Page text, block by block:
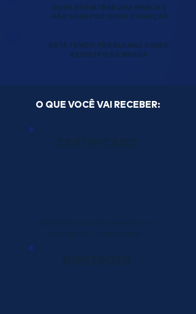
QUER REGISTRAR UMA MARCA E
NÃO SABE POR ONDE COMEÇAR
ESTÁ TENDO PROBLEMAS COM O
REGISTRO DA MARCA
O QUE VOCÊ VAI RECEBER: